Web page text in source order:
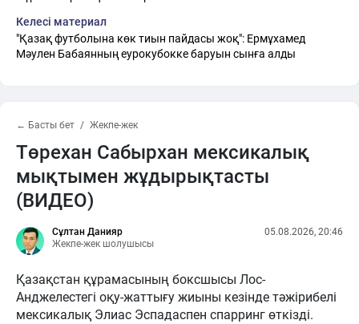
Келесі материал
"Қазақ футболына көк тиын пайдасы жоқ": Ермұхамед
Мәулен Бабаянның еурокубокке баруын сынға алды
← Басты бет Жекпе-жек
Төрехан Сабырхан мексикалық
мықтымен жұдырықтасты
(ВИДЕО)
Сұлтан Данияр
Жекпе-жек шолушысы
05.08.2026, 20:46
Қазақстан құрамасының боксшысы Лос-
Анджелестегі оқу-жаттығу жиыны кезінде тәжірибелі
мексикалық Элиас Эспадаспен спарринг өткізді.